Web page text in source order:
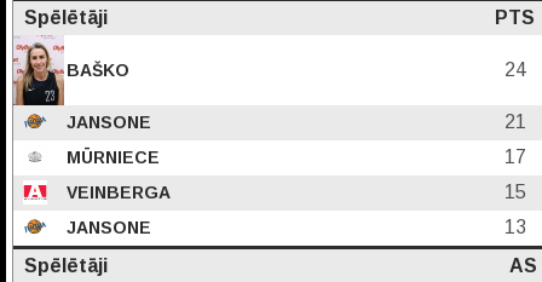
Spēlētāji
PTS
BAŠKO 24
JANSONE 21
MŪRNIECE 17
VEINBERGA 15
JANSONE
13
Spēlētāji
AS